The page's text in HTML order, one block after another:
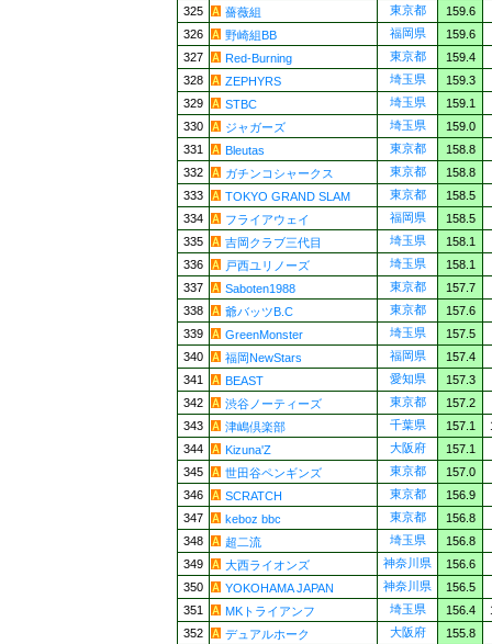
325
薔薇組 東京都
159.6
326
野崎組BB 福岡県
159.6
327
Red-Burning 東京都
159.4
328
ZEPHYRS 埼玉県
159.3
329
STBC 埼玉県
159.1
330
ジャガーズ 埼玉県
159.0
331
Bleutas 東京都
158.8
332
ガチンコシャークス 東京都
158.8
333
TOKYO GRAND SLAM 東京都
158.5
334
フライアウェイ 福岡県
158.5
335
吉岡クラブ三代目 埼玉県
158.1
336
戸西ユリノーズ 埼玉県
158.1
337
Saboten1988 東京都
157.7
338
爺バッツB.C 東京都
157.6
339
GreenMonster 埼玉県
157.5
340
福岡NewStars 福岡県
157.4
341
BEAST 愛知県
157.3
342
渋谷ノーティーズ 東京都
157.2
343
津嶋倶楽部 千葉県 157.1
344
Kizuna'Z 大阪府
157.1
345
世田谷ペンギンズ 東京都
157.0
346
SCRATCH 東京都
156.9
347
keboz bbc 東京都
156.8
348
超二流 埼玉県
156.8
349
大西ライオンズ 神奈川県
156.6
350
YOKOHAMA JAPAN 神奈川県
156.5
351
MKトライアンフ 埼玉県 156.4
352
デュアルホーク 大阪府
155.8